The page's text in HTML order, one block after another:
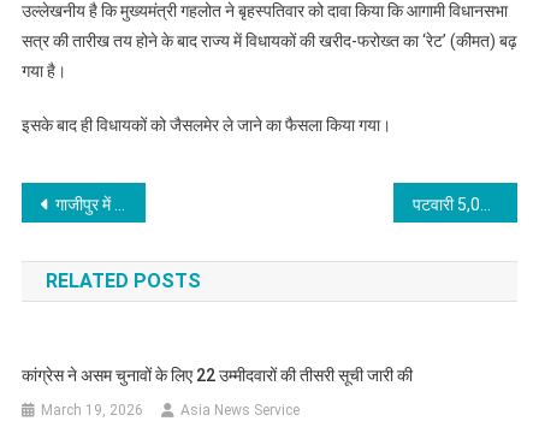
उल्लेखनीय है कि मुख्यमंत्री गहलोत ने बृहस्पतिवार को दावा किया कि आगामी विधानसभा
सत्र की तारीख तय होने के बाद राज्य में विधायकों की खरीद-फरोख्त का ‘रेट’ (कीमत) बढ़
गया है।
इसके बाद ही विधायकों को जैसलमेर ले जाने का फैसला किया गया।
Post
navigation
गाजीपुर में 42 कोरोना पॉजिटिव लापता, खोजने में जुटा प्रशासन
RELATED POSTS
कांग्रेस ने असम चुनावों के लिए 22 उम्मीदवारों की तीसरी सूची जारी की
March 19, 2026 Asia News Service